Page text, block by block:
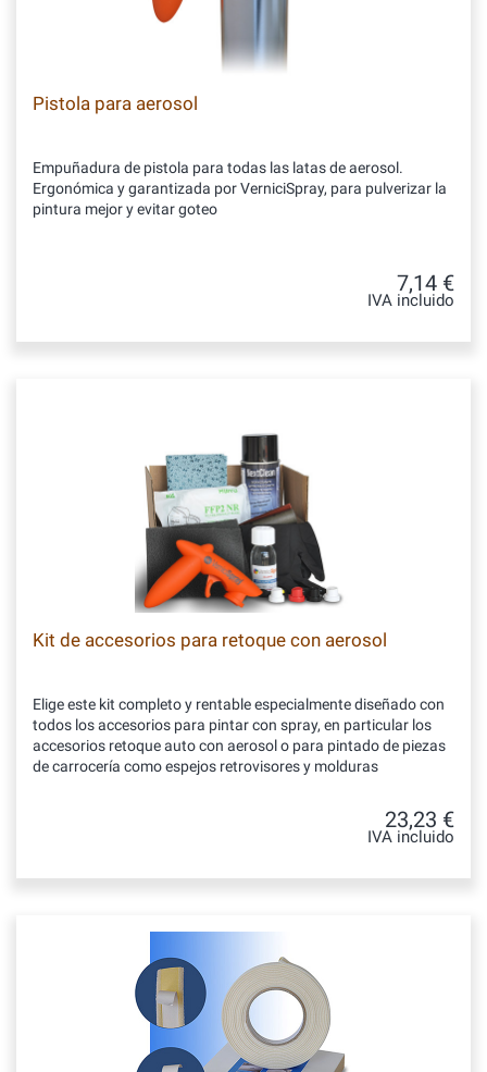
Pistola para aerosol
Empuñadura de pistola para todas las latas de aerosol.
Ergonómica y garantizada por VerniciSpray, para pulverizar la
pintura mejor y evitar goteo
7,14 €
IVA incluido
Kit de accesorios para retoque con aerosol
Elige este kit completo y rentable especialmente diseñado con
todos los accesorios para pintar con spray, en particular los
accesorios retoque auto con aerosol o para pintado de piezas
de carrocería como espejos retrovisores y molduras
23,23 €
IVA incluido